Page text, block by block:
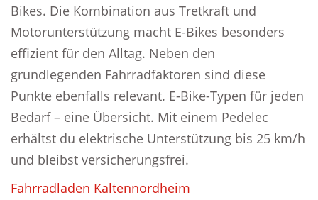
Bikes. Die Kombination aus Tretkraft und
Motorunterstützung macht E-Bikes besonders
effizient für den Alltag. Neben den
grundlegenden Fahrradfaktoren sind diese
Punkte ebenfalls relevant. E-Bike-Typen für jeden
Bedarf – eine Übersicht. Mit einem Pedelec
erhältst du elektrische Unterstützung bis 25 km/h
und bleibst versicherungsfrei.
Fahrradladen Kaltennordheim